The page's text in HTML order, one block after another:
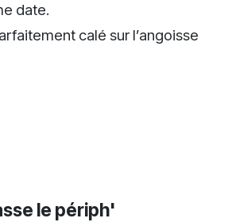
date.
calé sur l’angoisse
le périph'